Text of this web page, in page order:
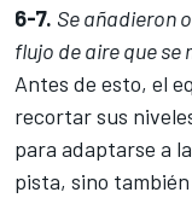
6-7. Se añadieron
flujo de aire que se
Antes de esto, el
recortar sus
para adaptarse a
pista, sino